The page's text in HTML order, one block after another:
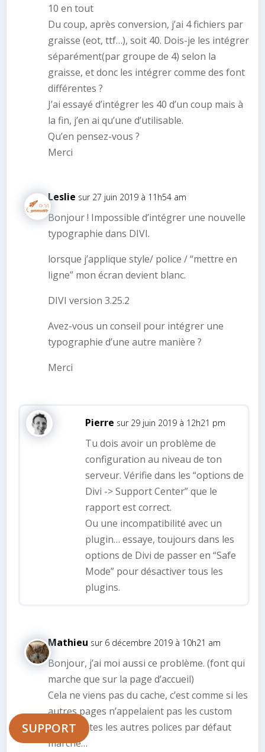
10 en tout
Du coup, après conversion, j’ai 4 fichiers par
graisse (eot, ttf…), soit 40. Dois-je les intégrer
séparément(par groupe de 4) selon la
graisse, et donc les intégrer comme des font
différentes ?
J’ai essayé d’intégrer les 40 d’un coup mais à
la fin, j’en ai qu’une d’utilisable.
Qu’en pensez-vous ?
Merci
Leslie sur 27 juin 2019 à 11h54 am
Bonjour ! Impossible d’intégrer une nouvelle
typographie dans DIVI.
lorsque j’applique style/ police / “mettre en
ligne” mon écran devient blanc.
DIVI version 3.25.2
Avez-vous un conseil pour intégrer une
typographie d’une autre manière ?
Merci
Pierre sur 29 juin 2019 à 12h21 pm
Tu dois avoir un problème de
configuration au niveau de ton
serveur. Vérifie dans les “options de
Divi -> Support Center” que le
rapport est correct.
Ou une incompatibilité avec un
plugin… essaye, toujours dans les
options de Divi de passer en “Safe
Mode” pour désactiver tous les
plugins.
Mathieu sur 6 décembre 2019 à 10h21 am
Bonjour, j’ai moi aussi ce problème. (font qui
marche que sur la page d’accueil)
Cela ne viens pas du cache, c’est comme si les
autres pages n’appelaient pas les custom
font. Toutes les autres polices par défaut
marche…
SUPPORT